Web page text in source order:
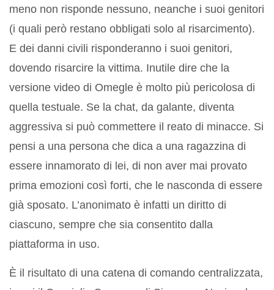
meno non risponde nessuno, neanche i suoi genitori
(i quali però restano obbligati solo al risarcimento).
E dei danni civili risponderanno i suoi genitori,
dovendo risarcire la vittima. Inutile dire che la
versione video di Omegle è molto più pericolosa di
quella testuale. Se la chat, da galante, diventa
aggressiva si può commettere il reato di minacce. Si
pensi a una persona che dica a una ragazzina di
essere innamorato di lei, di non aver mai provato
prima emozioni così forti, che le nasconda di essere
già sposato. L’anonimato è infatti un diritto di
ciascuno, sempre che sia consentito dalla
piattaforma in uso.
È il risultato di una catena di comando centralizzata,